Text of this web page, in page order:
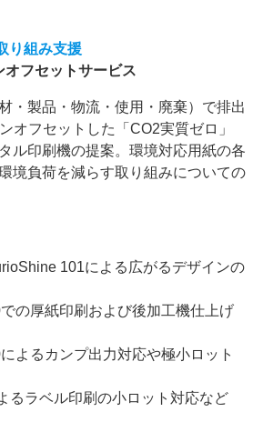
り組み支援
フセットサービス
・製品・物流・使用・廃棄）で排出
オフセットした「CO2実質ゼロ」
ル印刷機の提案。環境対応用紙の各
境負荷を減らす取り組みについての
101による広がるデザインの
の厚紙印刷および後加工機仕上げ
よるカンプ出力対応や極小ロット
るラベル印刷の小ロット対応など